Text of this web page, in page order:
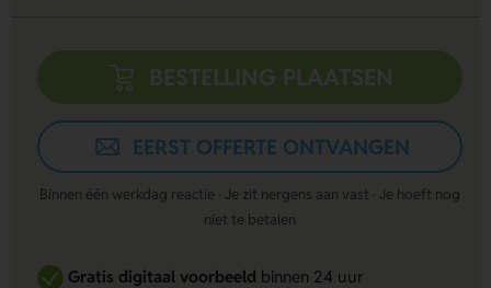
BESTELLING PLAATSEN
EERST OFFERTE ONTVANGEN
Binnen één werkdag reactie · Je zit nergens aan vast · Je hoeft nog
niet te betalen
Gratis digitaal voorbeeldbinnen 24 uur